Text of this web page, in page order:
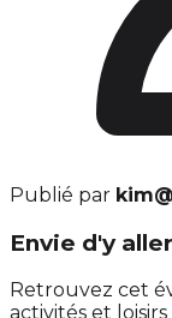
Publié par
Envie d'y
Retrouvez cet
activités et